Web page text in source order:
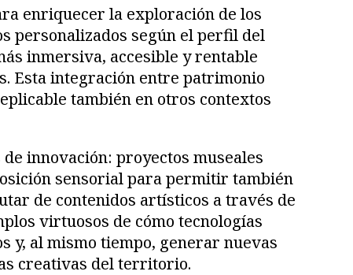
enriquecer la exploración de los
personalizados según el perfil del
inmersiva, accesible y rentable
Esta integración entre patrimonio
también en otros contextos
innovación: proyectos museales
sensorial para permitir también
de contenidos artísticos a través de
virtuosos de cómo tecnologías
y, al mismo tiempo, generar nuevas
creativas del territorio.